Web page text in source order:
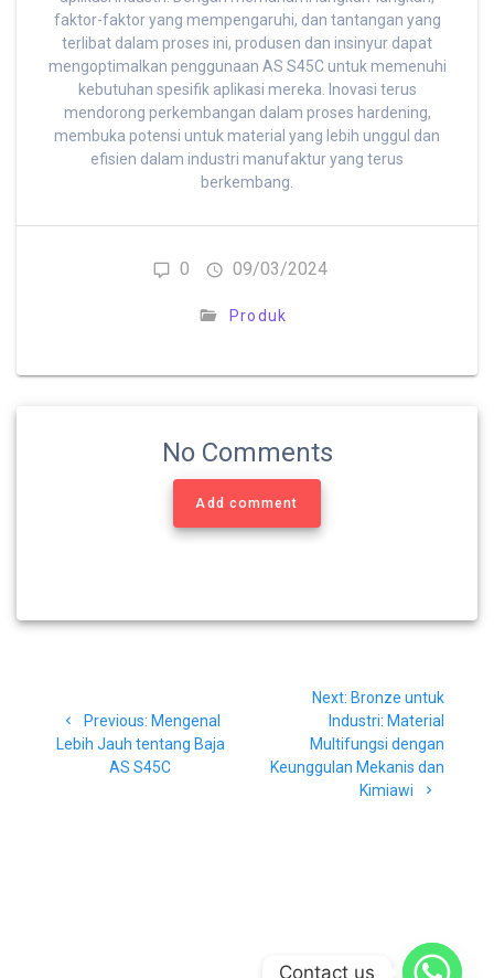
faktor-faktor yang mempengaruhi, dan tantangan yang
terlibat dalam proses ini, produsen dan insinyur dapat
mengoptimalkan penggunaan AS S45C untuk memenuhi
kebutuhan spesifik aplikasi mereka. Inovasi terus
mendorong perkembangan dalam proses hardening,
membuka potensi untuk material yang lebih unggul dan
efisien dalam industri manufaktur yang terus
berkembang.
0 09/03/2024
Produk
No Comments
Add comment
posPrevious: Previous
post:
Mengenal
Lebih Jauh tentang Baja
AS S45C
Next: Next
post:
Bronze untuk
Industri: Material
Multifungsi dengan
Keunggulan Mekanis dan
Kimiawi
Contact us